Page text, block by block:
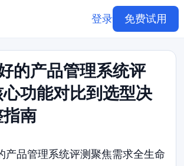
登录 免费试用
的产品管理系统评
功能对比到选型决
南
产品管理系统评测聚焦需求全生命